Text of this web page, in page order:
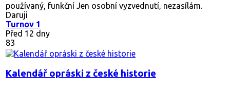
používaný, funkční Jen osobní vyzvednutí, nezasílám.
Daruji
Turnov 1
Před 12 dny
83
Kalendář opráski z české historie